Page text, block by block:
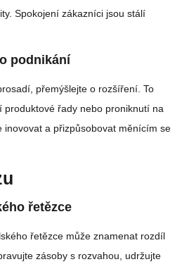
Spokojení zákazníci jsou stálí
podnikání
přemýšlejte o rozšíření. To
produktové řady nebo proniknutí na
inovovat a přizpůsobovat měnícím se
řetězce
řetězce může znamenat rozdíl
zásoby s rozvahou, udržujte